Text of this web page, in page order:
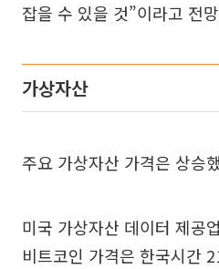
잡을 수 있을 것”이라고 전
가상자산
주요 가상자산 가격은 상승
미국 가상자산 데이터 제공
비트코인 가격은 한국시간